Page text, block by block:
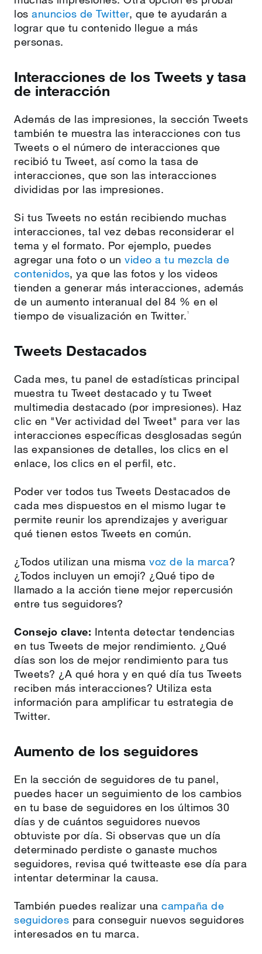
los anuncios de Twitter, que te ayudarán a
lograr que tu contenido llegue a más
personas.
Interacciones de los Tweets y tasa
de interacción
Además de las impresiones, la sección Tweets
también te muestra las interacciones con tus
Tweets o el número de interacciones que
recibió tu Tweet, así como la tasa de
interacciones, que son las interacciones
divididas por las impresiones.
Si tus Tweets no están recibiendo muchas
interacciones, tal vez debas reconsiderar el
tema y el formato. Por ejemplo, puedes
agregar una foto o un video a tu mezcla de
contenidos, ya que las fotos y los videos
tienden a generar más interacciones, además
de un aumento interanual del 84 % en el
tiempo de visualización en Twitter. 1
Tweets Destacados
Cada mes, tu panel de estadísticas principal
muestra tu Tweet destacado y tu Tweet
multimedia destacado (por impresiones). Haz
clic en "Ver actividad del Tweet" para ver las
interacciones específicas desglosadas según
las expansiones de detalles, los clics en el
enlace, los clics en el perfil, etc.
Poder ver todos tus Tweets Destacados de
cada mes dispuestos en el mismo lugar te
permite reunir los aprendizajes y averiguar
qué tienen estos Tweets en común.
¿Todos utilizan una misma voz de la marca?
¿Todos incluyen un emoji? ¿Qué tipo de
llamado a la acción tiene mejor repercusión
entre tus seguidores?
Consejo clave: Intenta detectar tendencias
en tus Tweets de mejor rendimiento. ¿Qué
días son los de mejor rendimiento para tus
Tweets? ¿A qué hora y en qué día tus Tweets
reciben más interacciones? Utiliza esta
información para amplificar tu estrategia de
Twitter.
Aumento de los seguidores
En la sección de seguidores de tu panel,
puedes hacer un seguimiento de los cambios
en tu base de seguidores en los últimos 30
días y de cuántos seguidores nuevos
obtuviste por día. Si observas que un día
determinado perdiste o ganaste muchos
seguidores, revisa qué twitteaste ese día para
intentar determinar la causa.
También puedes realizar una campaña de
seguidores para conseguir nuevos seguidores
interesados en tu marca.